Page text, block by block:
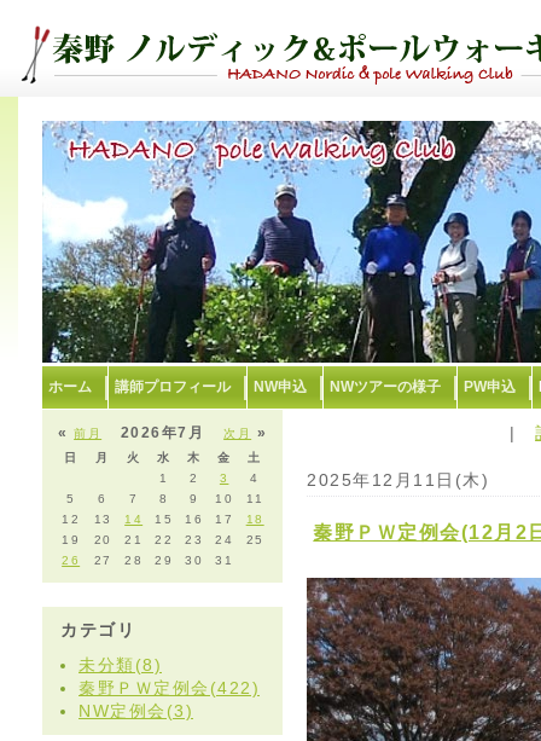
ホーム 講師プロフィール NW申込 NWツアーの様子 PW申込
«前月 次月 »
2026年7月
日 月 火 水 木 金
土
1
2 3
4
5
6 7 8 9 10
11
12
13 14 15 16 17
18
19
20 21 22 23 24
25
26
27 28 29 30 31
カテゴリ
未分類(8)
秦野ＰＷ定例会(422)
NW定例会(3)
|
2025年12月11日(木)
秦野ＰＷ定例会(12月2